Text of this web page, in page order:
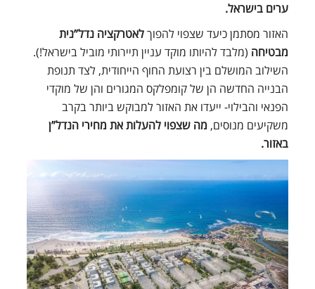
ערים בישראל.
האזור מסתמן כיעד שצפוי להפוךלאטרקציה נדל”נית
מבטיחה (מלבד להיותו מוקד עניין תיירותי מוביל בישראל!).
השילוב המושלם בין רצועת החוף הייחודית, לצד תנופת
הבנייה החדשה הן של קומפלקס המגורים והן של מוקדי
הפנאי והבילוי- ייעדו את האזור למבוקש ביותר בקרב
משקיעים מנוסים, מה שצפוי להעלות את מחירי הנדל”ן
באזור.